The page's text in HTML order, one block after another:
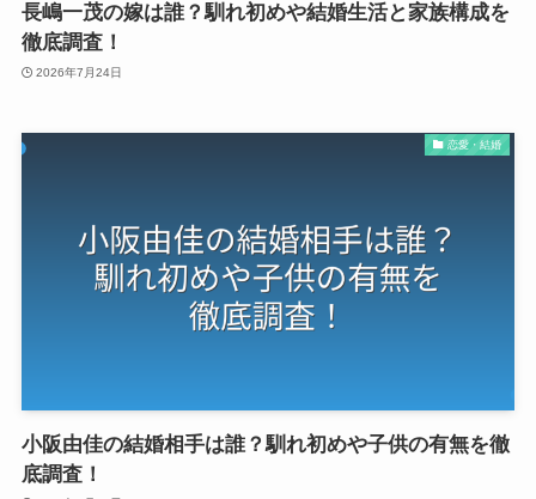
長嶋一茂の嫁は誰？馴れ初めや結婚生活と家族構成を
徹底調査！
2026年7月24日
恋愛・結婚
小阪由佳の結婚相手は誰？馴れ初めや子供の有無を徹
底調査！